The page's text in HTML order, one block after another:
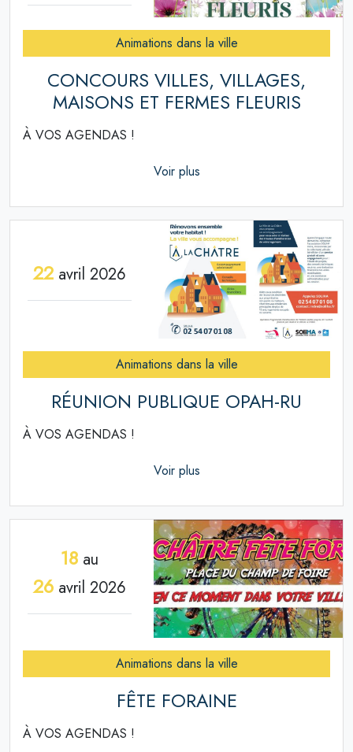
Animations dans la ville
CONCOURS VILLES, VILLAGES,
MAISONS ET FERMES FLEURIS
À VOS AGENDAS !
Voir plus
22avril 2026
Animations dans la ville
RÉUNION PUBLIQUE OPAH-RU
À VOS AGENDAS !
Voir plus
18au
26avril 2026
Animations dans la ville
FÊTE FORAINE
À VOS AGENDAS !